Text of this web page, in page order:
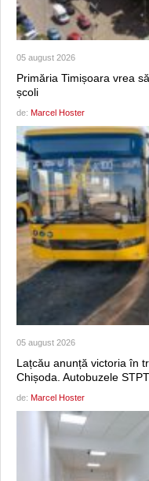
05 august 2026
Primăria Timișoara vrea
școli
de: Marcel Hoster
05 august 2026
Lațcău anunță victoria în
Chișoda. Autobuzele
de: Marcel Hoster